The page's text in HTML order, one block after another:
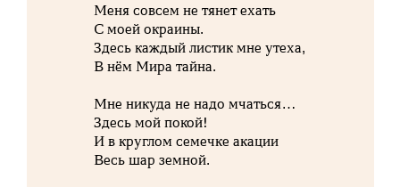
Меня совсем не тянет ехать
С моей окраины.
Здесь каждый листик мне утеха,
В нём Мира тайна.
Мне никуда не надо мчаться…
Здесь мой покой!
И в круглом семечке акации
Весь шар земной.